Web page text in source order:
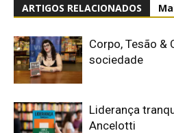
ARTIGOS RELACIONADOS
Corpo, Tesão &
sociedade
Liderança
Ancelotti